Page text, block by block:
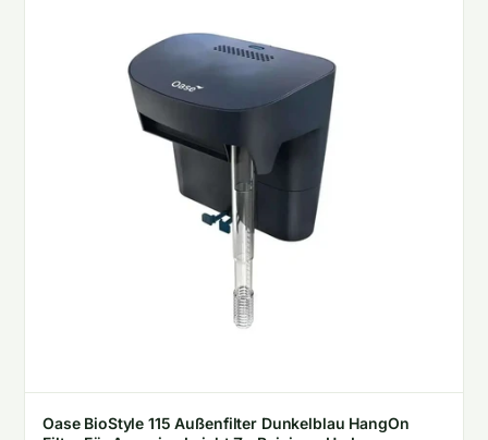
Oase BioStyle 115 Außenfilter Dunkelblau HangOn